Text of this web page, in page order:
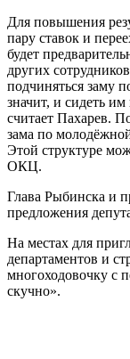
Для повышения
пару ставок и
будет
других
подчиняться заму
значит, и сидеть
считает Пахарев.
зама по
Этой структуре
ОКЦ.
Глава Рыбинска и
предложения
На местах для
департаментов и
многоходовочку с
скучно».